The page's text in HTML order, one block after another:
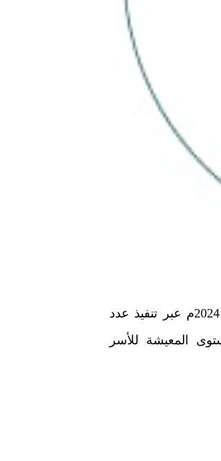
قدمت جمعية البر الخيرية بروضة هباس بمنطقة الحدود الشمالية جهودًا مميزة خلال عام 2024م عبر تنفيذ عدد
المعيشة للأسر